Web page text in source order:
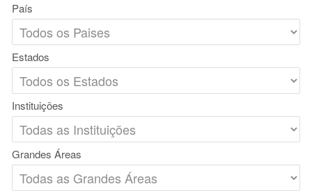
País
Estados
Instituições
Grandes Áreas